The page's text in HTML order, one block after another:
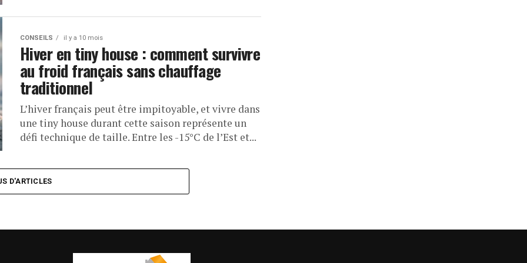
CONSEILS il y a 10 mois
Hiver en tiny house : comment survivre
au froid français sans chauffage
traditionnel
L’hiver français peut être impitoyable, et vivre dans
une tiny house durant cette saison représente un
défi technique de taille. Entre les -15°C de l’Est et...
D'ARTICLES